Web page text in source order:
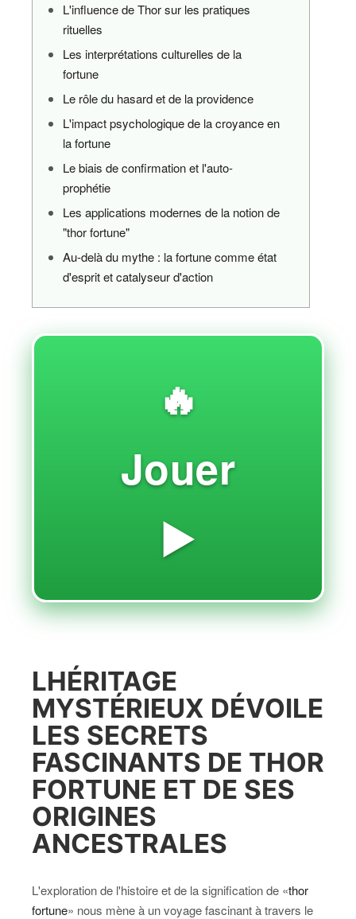
L'influence de Thor sur les pratiques
rituelles
Les interprétations culturelles de la
fortune
Le rôle du hasard et de la providence
L'impact psychologique de la croyance en
la fortune
Le biais de confirmation et l'auto-
prophétie
Les applications modernes de la notion de
"thor fortune"
Au-delà du mythe : la fortune comme état
d'esprit et catalyseur d'action
🔥
Jouer
▶️
LHÉRITAGE
MYSTÉRIEUX DÉVOILE
LES SECRETS
FASCINANTS DE THOR
FORTUNE ET DE SES
ORIGINES
ANCESTRALES
L'exploration de l'histoire et de la signification de «thor
fortune» nous mène à un voyage fascinant à travers le